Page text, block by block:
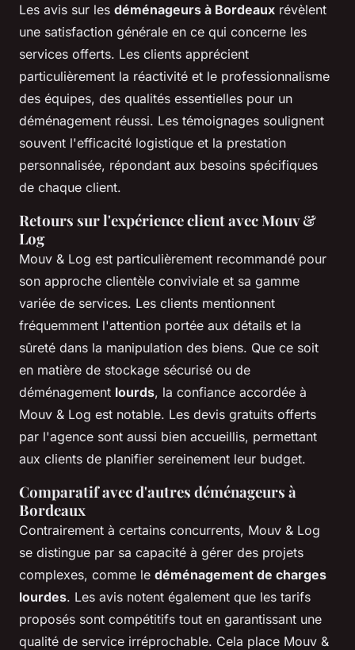
Les avis sur les déménageurs à Bordeaux révèlent
une satisfaction générale en ce qui concerne les
services offerts. Les clients apprécient
particulièrement la réactivité et le professionnalisme
des équipes, des qualités essentielles pour un
déménagement réussi. Les témoignages soulignent
souvent l'efficacité logistique et la prestation
personnalisée, répondant aux besoins spécifiques
de chaque client.
Retours sur l'expérience client avec Mouv &
Log
Mouv & Log est particulièrement recommandé pour
son approche clientèle conviviale et sa gamme
variée de services. Les clients mentionnent
fréquemment l'attention portée aux détails et la
sûreté dans la manipulation des biens. Que ce soit
en matière de stockage sécurisé ou de
déménagement lourds, la confiance accordée à
Mouv & Log est notable. Les devis gratuits offerts
par l'agence sont aussi bien accueillis, permettant
aux clients de planifier sereinement leur budget.
Comparatif avec d'autres déménageurs à
Bordeaux
Contrairement à certains concurrents, Mouv & Log
se distingue par sa capacité à gérer des projets
complexes, comme le déménagement de charges
lourdes. Les avis notent également que les tarifs
proposés sont compétitifs tout en garantissant une
qualité de service irréprochable. Cela place Mouv &